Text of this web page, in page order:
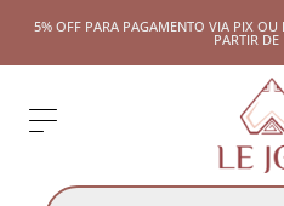
5% OFF PARA PAGAMENTO VIA PIX OU
PARTIR